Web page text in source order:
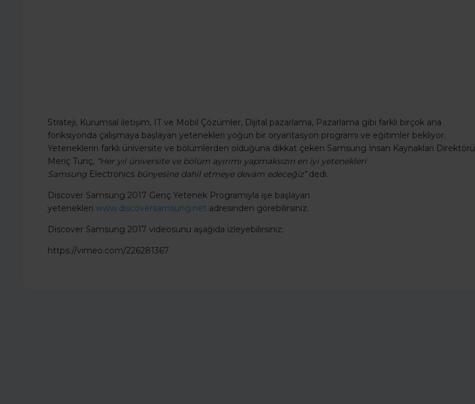
Strateji, Kurumsal iletişim, IT ve Mobil Çözümler, Dijital pazarlama, Pazarlama gibi farklı birçok ana
fonksiyonda çalışmaya başlayan yetenekleri yoğun bir oryantasyon programı ve eğitimler bekliyor.
Yeteneklerin farklı üniversite ve bölümlerden olduğuna dikkat çeken Samsung İnsan Kaynakları Direktörü
Meriç Tunç, “Her yıl üniversite ve bölüm ayırımı yapmaksızın en iyi yetenekleri
Samsung Electronics bünyesine dahil etmeye devam edeceğiz”dedi.
Discover Samsung 2017 Genç Yetenek Programıyla işe başlayan
yetenekleri www.discoversamsung.net adresinden görebilirsiniz.
Discover Samsung 2017 videosunu aşağıda izleyebilirsiniz:
https://vimeo.com/226281367